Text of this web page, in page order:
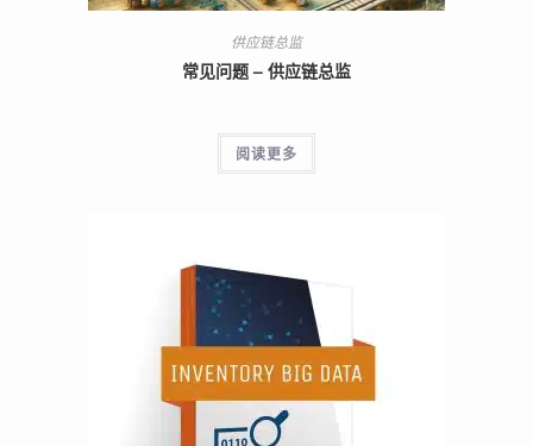
供应链总监
常见问题 – 供应链总监
阅读更多